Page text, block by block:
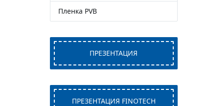
Пленка PVB
ПРЕЗЕНТАЦИЯ
ПРЕЗЕНТАЦИЯ FINOTECH